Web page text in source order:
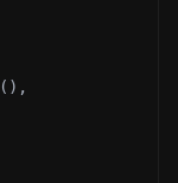
( ) ,